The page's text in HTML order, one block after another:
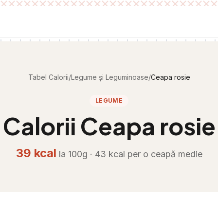
Tabel Calorii/Legume și Leguminoase/Ceapa rosie
LEGUME
Calorii Ceapa rosie
39 kcal la 100g · 43 kcal per o ceapă medie